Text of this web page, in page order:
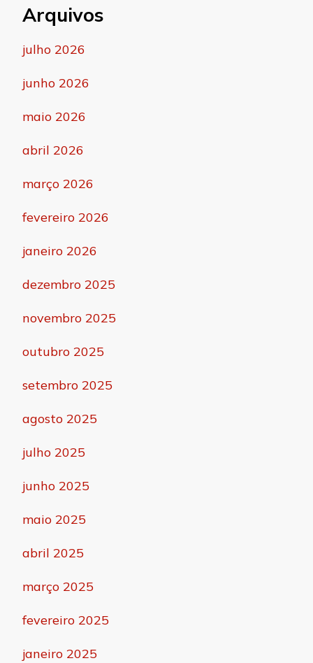
Arquivos
julho 2026
junho 2026
maio 2026
abril 2026
março 2026
fevereiro 2026
janeiro 2026
dezembro 2025
novembro 2025
outubro 2025
setembro 2025
agosto 2025
julho 2025
junho 2025
maio 2025
abril 2025
março 2025
fevereiro 2025
janeiro 2025